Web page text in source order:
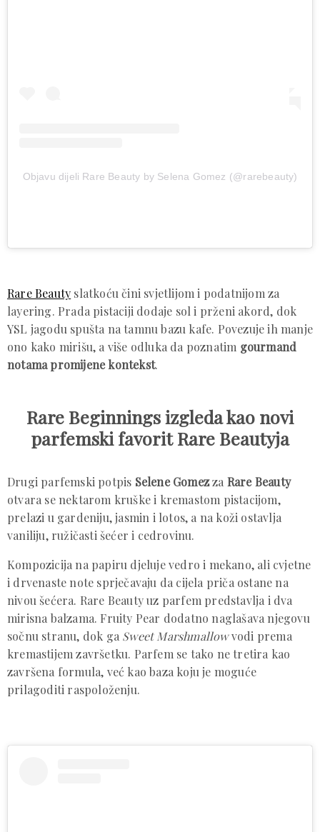
Objavu dijeli Rare Beauty by Selena Gomez (@rarebeauty)
Rare Beauty slatkoću čini svjetlijom i podatnijom za
layering. Prada pistaciji dodaje sol i prženi akord, dok
YSL jagodu spušta na tamnu bazu kafe. Povezuje ih manje
ono kako mirišu, a više odluka da poznatim gourmand
notama promijene kontekst.
Rare Beginnings izgleda kao novi
parfemski favorit Rare Beautyja
Drugi parfemski potpis Selene Gomezza Rare Beauty
otvara se nektarom kruške i kremastom pistacijom,
prelazi u gardeniju, jasmin i lotos, a na koži ostavlja
vaniliju, ružičasti šećer i cedrovinu.
Kompozicija na papiru djeluje vedro i mekano, ali cvjetne
i drvenaste note sprječavaju da cijela priča ostane na
nivou šećera. Rare Beauty uz parfem predstavlja i dva
mirisna balzama. Fruity Pear dodatno naglašava njegovu
sočnu stranu, dok ga Sweet Marshmallowvodi prema
kremastijem završetku. Parfem se tako ne tretira kao
završena formula, već kao baza koju je moguće
prilagoditi raspoloženju.